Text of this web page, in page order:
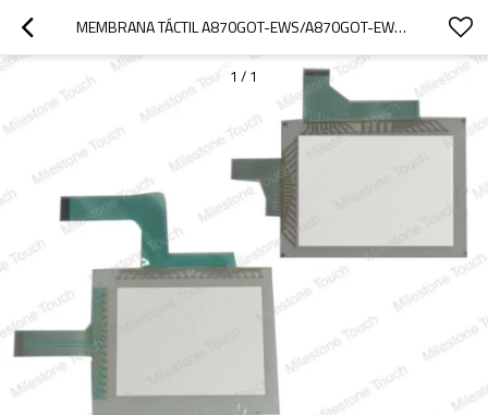
MEMBRANA TÁCTIL A870GOT-EWS/A870GOT-EWS TÁCTIL DE MEMBRANA
1 / 1